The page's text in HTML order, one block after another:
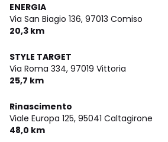
ENERGIA
Via San Biagio 136, 97013 Comiso
20,3 km
STYLE TARGET
Via Roma 334, 97019 Vittoria
25,7 km
Rinascimento
Viale Europa 125, 95041 Caltagirone
48,0 km